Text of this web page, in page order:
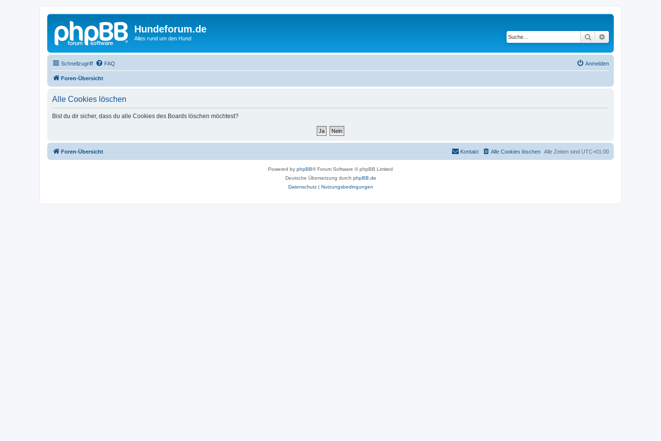
Hundeforum.de
Alles rund um den Hund Suche
Schnellzugriff FAQ Anmelden
Foren-Übersicht
Alle Cookies löschen
Bist du dir sicher, dass du alle Cookies des Boards löschen möchtest?
Foren-Übersicht Alle Zeiten sind UTC+01:00
Alle Cookies löschen
Kontakt
Powered by phpBB® Forum Software © phpBB Limited
Deutsche Übersetzung durch phpBB.de
Datenschutz| Nutzungsbedingungen